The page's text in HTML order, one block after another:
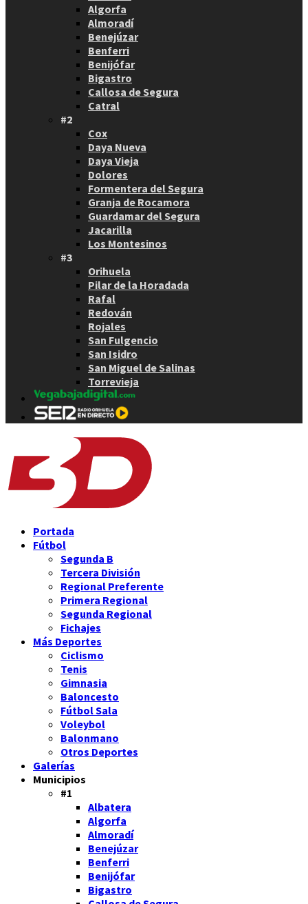
Algorfa
Almoradí
Benejúzar
Benferri
Benijófar
Bigastro
Callosa de Segura
Catral
#2
Cox
Daya Nueva
Daya Vieja
Dolores
Formentera del Segura
Granja de Rocamora
Guardamar del Segura
Jacarilla
Los Montesinos
#3
Orihuela
Pilar de la Horadada
Rafal
Redován
Rojales
San Fulgencio
San Isidro
San Miguel de Salinas
Torrevieja
Portada
Fútbol
Segunda B
Tercera División
Regional Preferente
Primera Regional
Segunda Regional
Fichajes
Más Deportes
Ciclismo
Tenis
Gimnasia
Baloncesto
Fútbol Sala
Voleybol
Balonmano
Otros Deportes
Galerías
Municipios
#1
Albatera
Algorfa
Almoradí
Benejúzar
Benferri
Benijófar
Bigastro